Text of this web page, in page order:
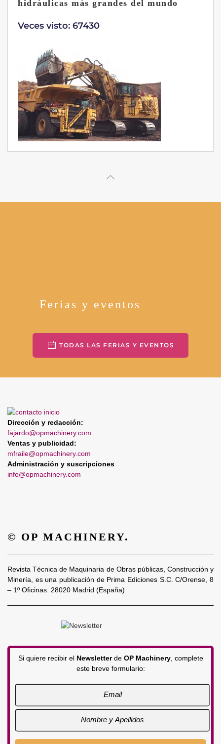
B7 Sigma-6
Veces visto: 32217
Ferias y eventos
TODAS LAS FERIAS Y EVENTOS
Dirección y redacción:
fajardo@opmachinery.com
Ventas y publicidad:
mfraile@opmachinery.com
Administración y suscripciones
info@opmachinery.com
© OP MACHINERY.
Revista Técnica de Maquinaria de Obras públicas, Construcción y
Minería, es una publicación de Prima Ediciones S.C. C/Orense, 8
– 1º Oficinas. 28020 Madrid (España)
Si quiere recibir el Newsletterde OP Machinery, complete
este breve formulario: